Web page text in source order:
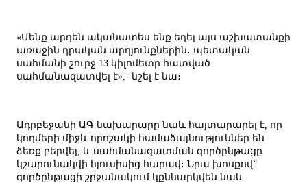
«Մենք արդեն ականատես ենք եղել այս աշխատանքի
առաջին դրական արդյունքներին․ պետական
սահմանի շուրջ 13 կիլոմետր հատված
սահմանազատվել է»,- նշել է նա։
Ադրբեջանի ԱԳ նախարարը նաև հայտարարել է, որ
կողմերի միջև որոշակի համաձայնություններ են
ձեռք բերվել, և սահմանազատման գործընթացը
կշարունակվի հյուսիսից հարավ։ Նրա խոսքով՝
գործընթացի շրջանակում կքննարկվեն նաև